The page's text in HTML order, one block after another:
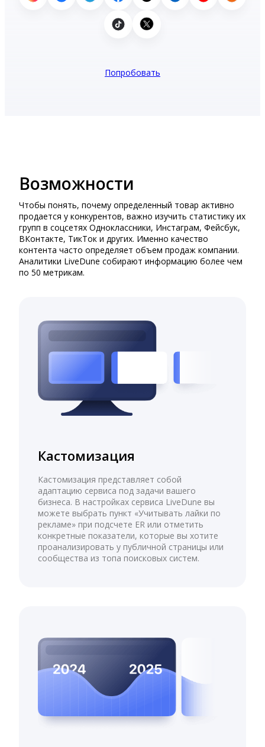
Попробовать
Возможности
Чтобы понять, почему определенный товар активно
продается у конкурентов, важно изучить статистику их
групп в соцсетях Одноклассники, Инстаграм, Фейсбук,
ВКонтакте, ТикТок и других. Именно качество
контента часто определяет объем продаж компании.
Аналитики LiveDune собирают информацию более чем
по 50 метрикам.
Кастомизация
Кастомизация представляет собой
адаптацию сервиса под задачи вашего
бизнеса. В настройках сервиса LiveDune вы
можете выбрать пункт «Учитывать лайки по
рекламе» при подсчете ER или отметить
конкретные показатели, которые вы хотите
проанализировать у публичной страницы или
сообщества из топа поисковых систем.